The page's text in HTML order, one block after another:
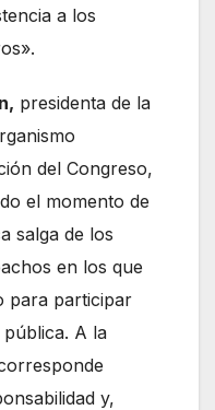
a los
presidenta de la
del Congreso,
el momento de
salga de los
en los que
para participar
A la
y,